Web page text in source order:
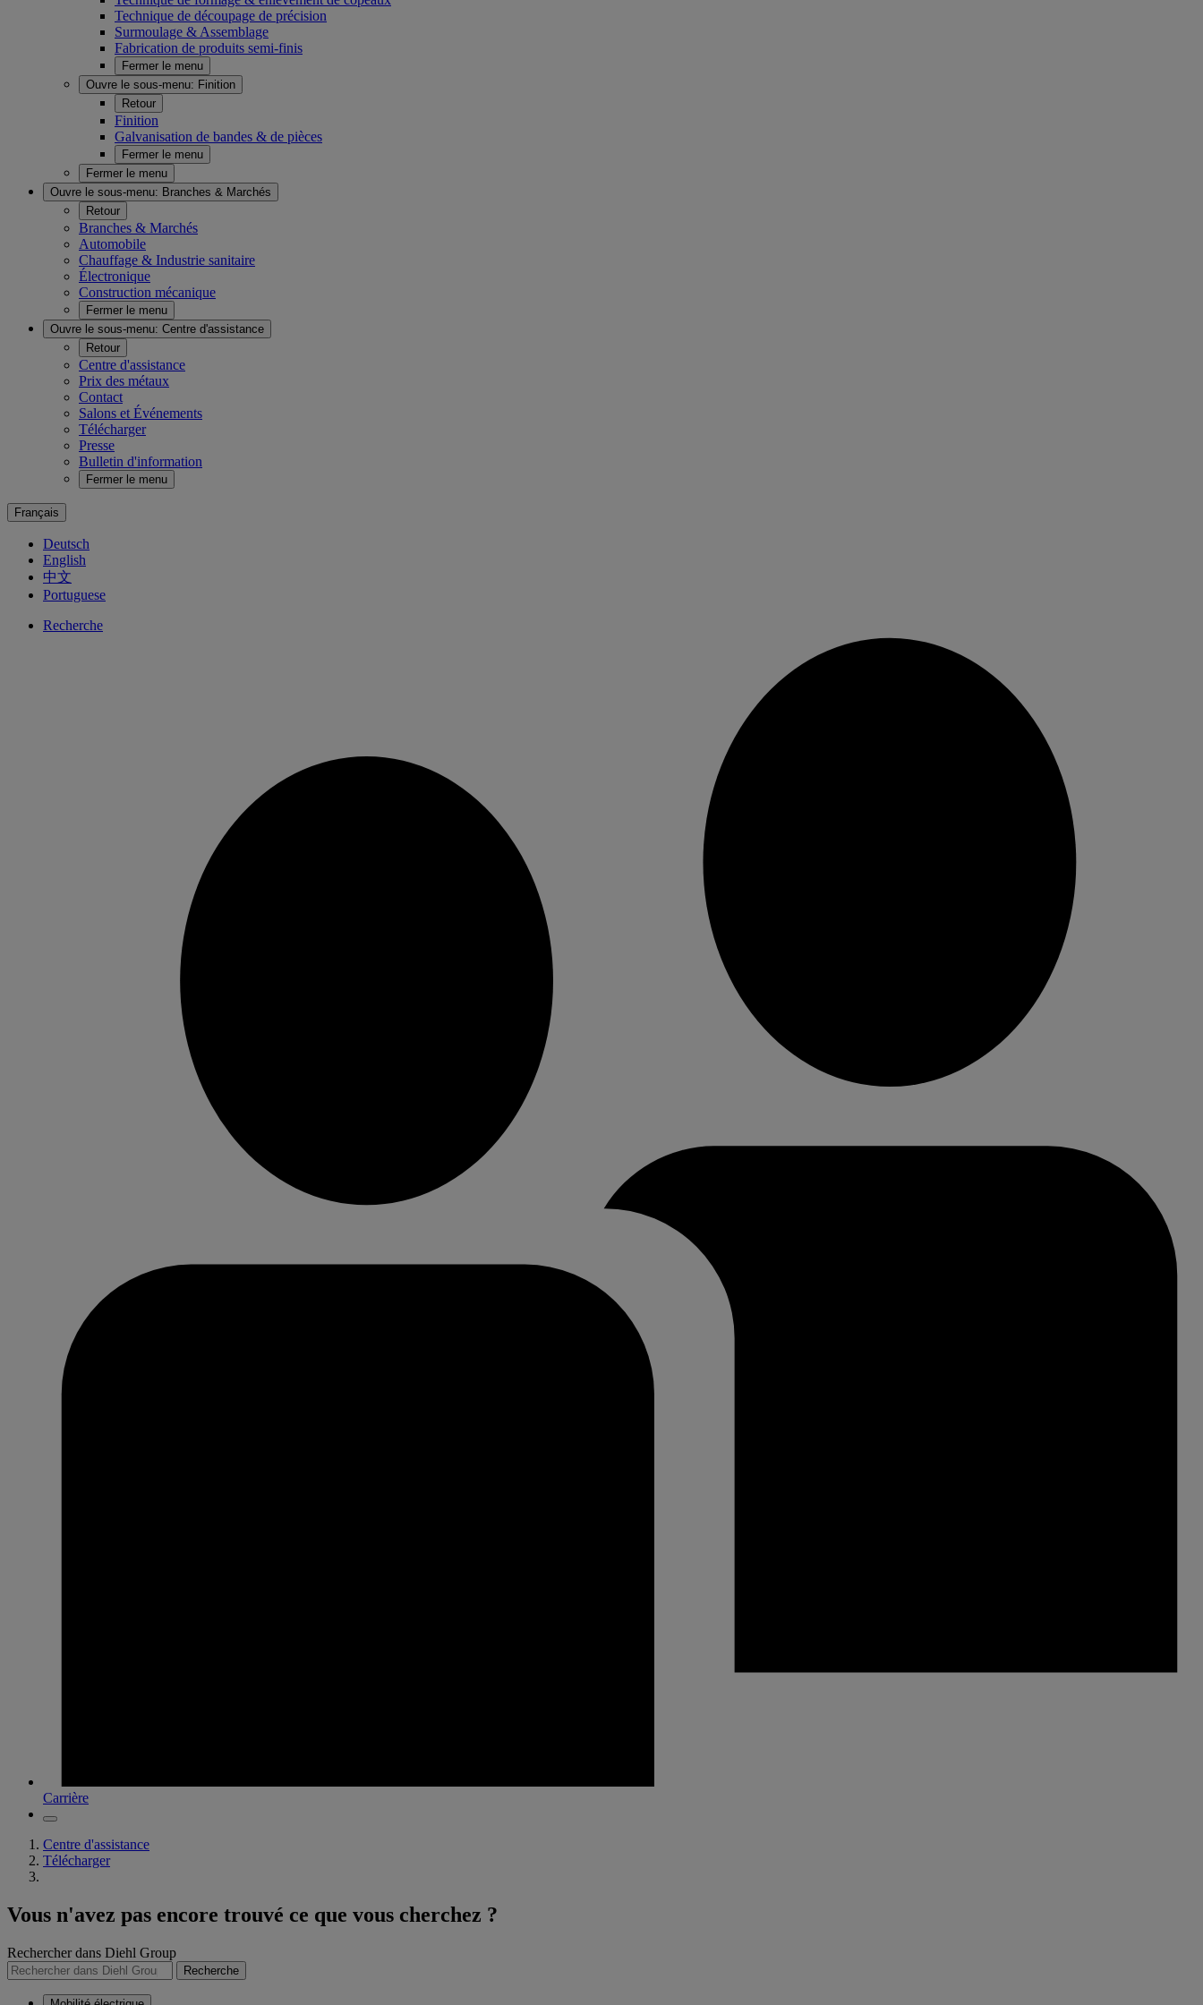
Technique de découpage de précision
Surmoulage & Assemblage
Fabrication de produits semi-finis
Fermer le menu
Ouvre le sous-menu: Finition
Retour
Finition
Galvanisation de bandes & de pièces
Fermer le menu
Fermer le menu
Ouvre le sous-menu: Branches & Marchés
Retour
Branches & Marchés
Automobile
Chauffage & Industrie sanitaire
Électronique
Construction mécanique
Fermer le menu
Ouvre le sous-menu: Centre d'assistance
Retour
Centre d'assistance
Prix des métaux
Contact
Salons et Événements
Télécharger
Presse
Bulletin d'information
Fermer le menu
Français
Deutsch
English
中文
Portuguese
Recherche
Carrière
Centre d'assistance
Télécharger
Vous n'avez pas encore trouvé ce que vous cherchez ?
Rechercher dans Diehl Group
Recherche